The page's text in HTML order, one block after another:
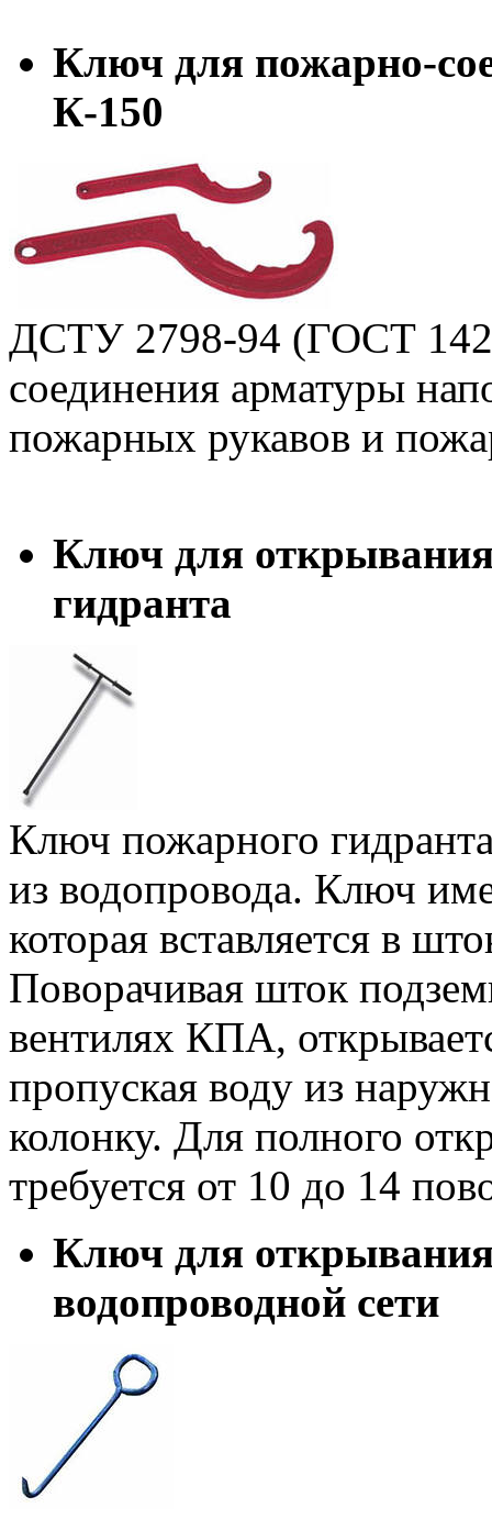
Ключ для пожарно-
К-150
ДСТУ 2798-94 (ГОСТ
соединения арматуры
пожарных рукавов и
Ключ для
гидранта
Ключ пожарного
из водопровода. Ключ
которая вставляется в
Поворачивая шток
вентилях КПА,
пропуская воду из
колонку. Для полного
требуется от 10 до 14
Ключ для
водопроводной сети